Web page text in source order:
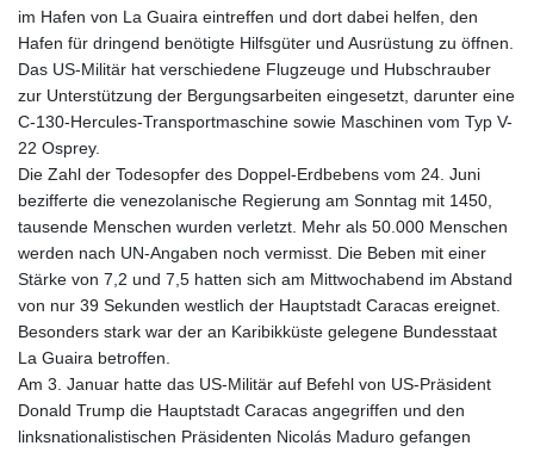
im Hafen von La Guaira eintreffen und dort dabei helfen, den
Hafen für dringend benötigte Hilfsgüter und Ausrüstung zu öffnen.
Das US-Militär hat verschiedene Flugzeuge und Hubschrauber
zur Unterstützung der Bergungsarbeiten eingesetzt, darunter eine
C-130-Hercules-Transportmaschine sowie Maschinen vom Typ V-
22 Osprey.
Die Zahl der Todesopfer des Doppel-Erdbebens vom 24. Juni
bezifferte die venezolanische Regierung am Sonntag mit 1450,
tausende Menschen wurden verletzt. Mehr als 50.000 Menschen
werden nach UN-Angaben noch vermisst. Die Beben mit einer
Stärke von 7,2 und 7,5 hatten sich am Mittwochabend im Abstand
von nur 39 Sekunden westlich der Hauptstadt Caracas ereignet.
Besonders stark war der an Karibikküste gelegene Bundesstaat
La Guaira betroffen.
Am 3. Januar hatte das US-Militär auf Befehl von US-Präsident
Donald Trump die Hauptstadt Caracas angegriffen und den
linksnationalistischen Präsidenten Nicolás Maduro gefangen